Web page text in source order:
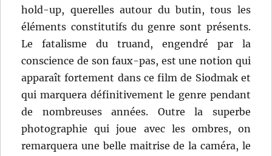
hold-up, querelles autour du butin, tous les
éléments constitutifs du genre sont présents.
Le fatalisme du truand, engendré par la
conscience de son faux-pas, est une notion qui
apparaît fortement dans ce film de Siodmak et
qui marquera définitivement le genre pendant
de nombreuses années. Outre la superbe
photographie qui joue avec les ombres, on
remarquera une belle maitrise de la caméra, le